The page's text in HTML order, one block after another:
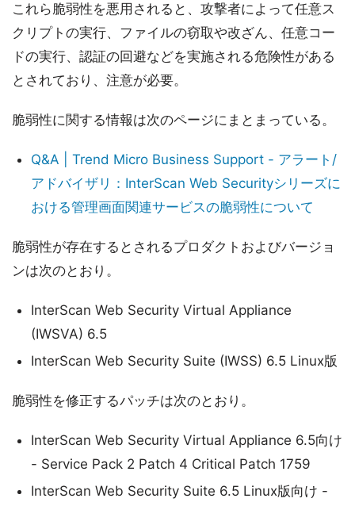
これら脆弱性を悪用されると、攻撃者によって任意ス
クリプトの実行、ファイルの窃取や改ざん、任意コー
ドの実行、認証の回避などを実施される危険性がある
とされており、注意が必要。
脆弱性に関する情報は次のページにまとまっている。
Q&A | Trend Micro Business Support - アラート/
アドバイザリ：InterScan Web Securityシリーズに
おける管理画面関連サービスの脆弱性について
脆弱性が存在するとされるプロダクトおよびバージョ
ンは次のとおり。
InterScan Web Security Virtual Appliance
(IWSVA) 6.5
InterScan Web Security Suite (IWSS) 6.5 Linux版
脆弱性を修正するパッチは次のとおり。
InterScan Web Security Virtual Appliance 6.5向け
- Service Pack 2 Patch 4 Critical Patch 1759
InterScan Web Security Suite 6.5 Linux版向け -